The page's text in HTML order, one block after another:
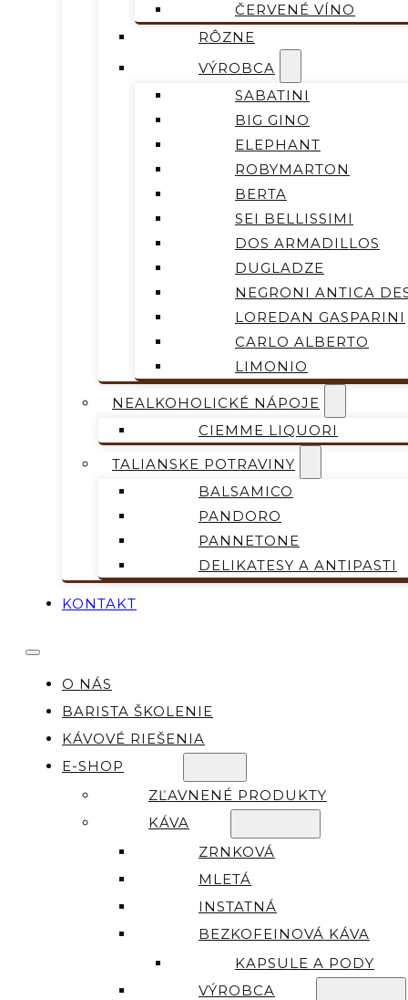
ČERVENÉ VÍNO
RÔZNE
VÝROBCA
SABATINI
BIG GINO
ELEPHANT
ROBYMARTON
BERTA
SEI BELLISSIMI
DOS ARMADILLOS
DUGLADZE
NEGRONI ANTICA
LOREDAN GASPARINI
CARLO ALBERTO
LIMONIO
NEALKOHOLICKÉ NÁPOJE
CIEMME LIQUORI
TALIANSKE POTRAVINY
BALSAMICO
PANDORO
PANNETONE
DELIKATESY A ANTIPASTI
KONTAKT
O NÁS
BARISTA ŠKOLENIE
KÁVOVÉ RIEŠENIA
E-SHOP
ZĽAVNENÉ PRODUKTY
KÁVA
ZRNKOVÁ
MLETÁ
INSTATNÁ
BEZKOFEINOVÁ KÁVA
KAPSULE A PODY
VÝROBCA